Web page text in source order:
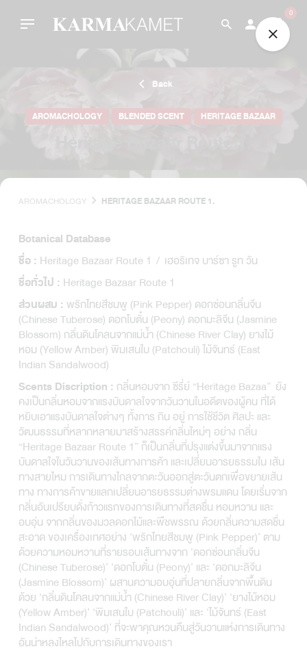
0
Back
AROMACHOLOGY BLENDED SCENT HERITAGE BAZAAR
AROMACHOLOGY HERITAGE BAZAAR ROUTE 1.
Botanical Database
ชื่อ : Heritage Bazaar Route 1 / เฮอริเทจ บาร์ซา รูท วัน
ชื่อทั่วไป : Heritage Bazaar Route 1
ส่วนผสม : พริกไทยสีชมพู (Pink Pepper) ดอกซ่อนกลิ่นจีน
(Chinese Tuberose) ดอกโบตั๋น (Peony) ดอกมะลิจีน (Jasmine
Blossom) กลิ่นดินโคลนจากแม่น้ำ (Chinese River Clay) ยางไม้
หอม (Yellow Amber) พิมเสนใบ (Patchouli) ไม้จันทร์ (East
Indian Sandalwood)
Scents Discription : กลิ่นหอมจาก ซีรี่ย์ “Heritage Bazaa” ยัง
คงเป็นกลิ่นหอมจากแรงบันดาลใจจากวันวานในอดีตของผู้คน ที่ได้
หยิบเอาแรงบันดาลใจต่างๆ ทั้งการ กิน อยู่ การใช้ชีวิต ศิลปะ และ
วัฒนธรรมที่หลากหลายมาสร้างสรรค์กลิ่นใหม่ๆ อย่าง กลิ่น
“Heritage Bazaar Route 1” ก็เป็นกลิ่นที่ปรุงแต่งขึ้นมาจากแรง
บันดาลใจในวันวานของเส้นทางการค้า และเปลี่ยนอารยธรรมใน เส้น
ทางสายไหม การเดินทางไกลจากตะวันออกสู่ตะวันตกเพื่อขยายเส้น
ทาง ทางการค้าขายแลกเปลี่ยนอารยธรรมต่างพรมแดน โดยเริ่มจาก
กลิ่นอันเปรียบดั่งก้าวแรกของการเดินทางที่สดชื่น หอมหวาน และ
อบอุ่น จากกลิ่นของมวลดอกไม้และพืชพรรณ ด้วยกลิ่นความสดชื่น
สะอาด ของเครื่องเทศอย่าง ‘พริกไทยสีชมพู (Pink Pepper)’ ตาม
ด้วยความหอมหวานที่รายรอบเส้นทางจาก ‘ดอกซ่อนกลิ่นจีน
(Chinese Tuberose)’ ‘ดอกโบตั๋น (Peony)’ และ ‘ดอกมะลิจีน
(Jasmine Blossom)’ ผสานความอบอุ่นที่ปลายกลิ่นจากพื้นดิน
ด้วย ‘กลิ่นดินโคลนจากแม่น้ำ (Chinese River Clay)’ ‘ยางไม้หอม
(Yellow Amber)’ ‘พิมเสนใบ (Patchouli)’ และ ‘ไม้จันทร์ (East
Indian Sandalwood)’ ที่จะพาคุณหวนคืนสู่วันวานแห่งการเดินทาง
อันน่าหลงไหลไปกับการเดินทางของเรา